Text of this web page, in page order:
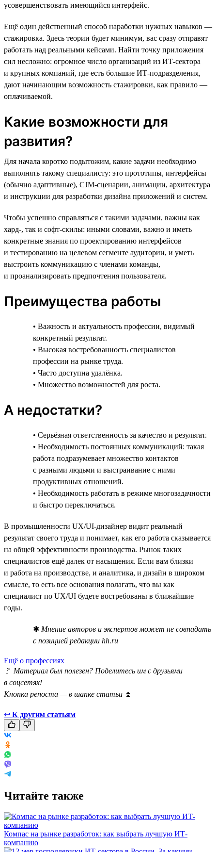
усовершенствовать имеющийся интерфейс.
Ещё один действенный способ наработки нужных навыков —
стажировка. Здесь теории будет минимум, вас сразу отправят
работать над реальными кейсами. Найти точку приложения
сил несложно: огромное число организаций из ИТ-сектора
и крупных компаний, где есть большие ИТ-подразделения,
дают начинающим возможность стажировки, как правило —
оплачиваемой.
Какие возможности для
развития?
Для начала коротко подытожим, какие задачи необходимо
выполнять такому специалисту: это прототипы, интерфейсы
(обычно адаптивные), CJM-сценарии, анимации, архитектура
и инструкции для разработки дизайна приложений и систем.
Чтобы успешно справляться с такими задачами, важны как
хард-, так и софт-скилы: иными словами, важно и иметь
конкретные знания по проектированию интерфейсов
и тестированию на целевом сегменте аудитории, и уметь
выстроить коммуникацию с членами команды,
и проанализировать предпочтения пользователя.
Преимущества работы
• Важность и актуальность профессии, видимый
конкретный результат.
• Высокая востребованность специалистов
профессии на рынке труда.
• Часто доступна удалёнка.
• Множество возможностей для роста.
А недостатки?
• Серьёзная ответственность за качество и результат.
• Необходимость постоянных коммуникаций: такая
работа подразумевает множество контактов
с разными людьми и выстраивание с ними
продуктивных отношений.
• Необходимость работать в режиме многозадачности
и быстро переключаться.
В промышленности UX/UI-дизайнер видит реальный
результат своего труда и понимает, как его работа сказывается
на общей эффективности производства. Рынок таких
специалистов ещё далек от насыщения. Если вам близки
и работа на производстве, и аналитика, и дизайн в широком
смысле, то есть все основания полагать, что вы как
специалист по UX/UI будете востребованы в ближайшие
годы.
✱ Мнение авторов и экспертов может не совпадать
с позицией редакции hh.ru
Ещё о профессиях
🚩 Материал был полезен? Поделитесь им с друзьями
в соцсетях!
Кнопка репоста — в шапке статьи ⏫
↩ К другим статьям
Читайте также
Компас на рынке разработок: как выбрать лучшую ИТ-
компанию